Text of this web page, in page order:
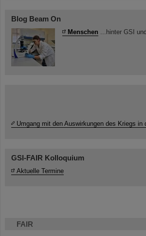
FAIR
Blog Beam On
Menschen ...hinter GSI
Umgang mit den Auswirkungen des Kriegs in
GSI-FAIR Kolloquium
Aktuelle Termine